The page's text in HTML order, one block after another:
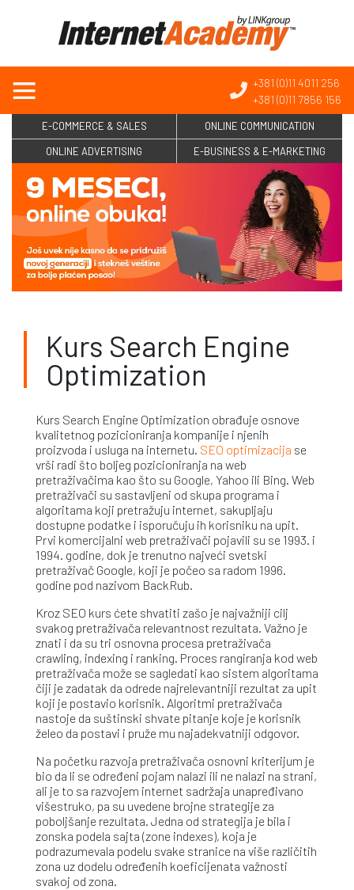
+381 (0)11 4011 256
+381 (0)11 7856 156
E-COMMERCE & SALES
ONLINE COMMUNICATION
ONLINE ADVERTISING
E-BUSINESS & E-MARKETING
Kurs Search Engine
Optimization
Kurs Search Engine Optimization obrađuje osnove
kvalitetnog pozicioniranja kompanije i njenih
proizvoda i usluga na internetu. SEO optimizacija se
vrši radi što boljeg pozicioniranja na web
pretraživačima kao što su Google, Yahoo ili Bing. Web
pretraživači su sastavljeni od skupa programa i
algoritama koji pretražuju internet, sakupljaju
dostupne podatke i isporučuju ih korisniku na upit.
Prvi komercijalni web pretraživači pojavili su se 1993. i
1994. godine, dok je trenutno najveći svetski
pretraživač Google, koji je počeo sa radom 1996.
godine pod nazivom BackRub.
Kroz SEO kurs ćete shvatiti zašo je najvažniji cilj
svakog pretraživača relevantnost rezultata. Važno je
znati i da su tri osnovna procesa pretraživača
crawling, indexing i ranking. Proces rangiranja kod web
pretraživača može se sagledati kao sistem algoritama
čiji je zadatak da odrede najrelevantniji rezultat za upit
koji je postavio korisnik. Algoritmi pretraživača
nastoje da suštinski shvate pitanje koje je korisnik
želeo da postavi i pruže mu najadekvatniji odgovor.
Na početku razvoja pretraživača osnovni kriterijum je
bio da li se određeni pojam nalazi ili ne nalazi na strani,
ali je to sa razvojem internet sadržaja unapređivano
višestruko, pa su uvedene brojne strategije za
poboljšanje rezultata. Jedna od strategija je bila i
zonska podela sajta (zone indexes), koja je
podrazumevala podelu svake stranice na više različitih
zona uz dodelu određenih koeficijenata važnosti
svakoj od zona.